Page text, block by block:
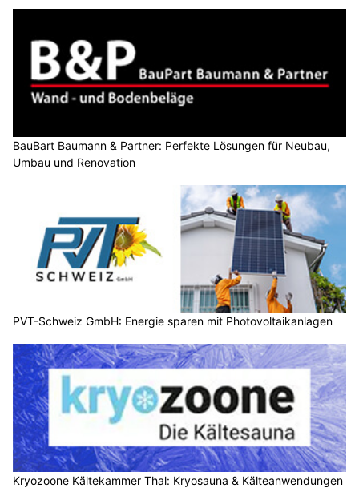
BauBart Baumann & Partner: Perfekte Lösungen für Neubau,
Umbau und Renovation
PVT-Schweiz GmbH: Energie sparen mit Photovoltaikanlagen
Kryozoone Kältekammer Thal: Kryosauna & Kälteanwendungen